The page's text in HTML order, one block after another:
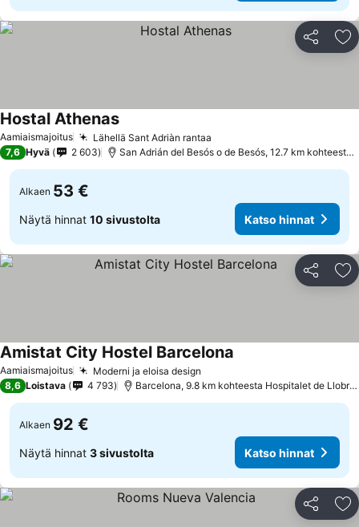
Jaa
Aamiaismajoitus Lähellä Sant Adriàn rantaa
Hostal AthenasKatso hinnat
7,6 Hyvä 2 603 San Adrián del Besós o de Besós, 12.7 km kohteesta
Alkaen 53 €
Näytä hinnat 10 sivustolta Katso hinnat
Jaa
Aamiaismajoitus Moderni ja eloisa design
Amistat City Hostel Barcelona
8,6 Loistava 4 793 Barcelona, 9.8 km kohteesta Hospitalet de
Alkaen 92 €
Näytä hinnat 3 sivustolta Katso hinnat
Jaa